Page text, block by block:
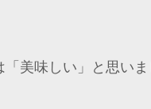
美味しい」と思い